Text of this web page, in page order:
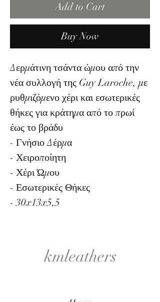
Add to Cart
Buy Now
Δερμάτινη τσάντα ώμου από την
νέα συλλογή της Guy Laroche, με
ρυθμιζόμενο χέρι και εσωτερικές
θήκες για κράτημα από το πρωί
έως το βράδυ
- Γνήσιο Δέρμα
- Χειροποίητη
- Χέρι Ώμου
- Εσωτερικές Θήκες
- 30x13x5,5
kmleathers